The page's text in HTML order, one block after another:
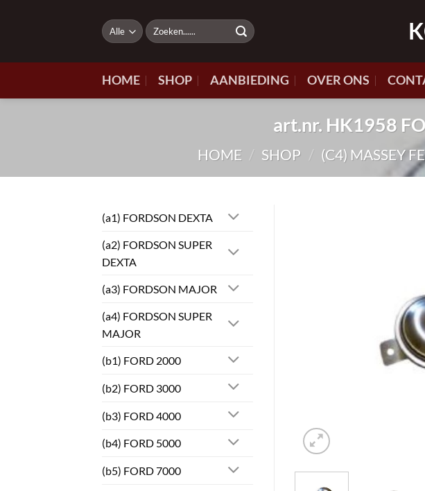
Zoeken
naar:
HOME SHOP AANBIEDING OVER ONS
art.nr. HK1958
HOME / SHOP / (C4) MASSEY
(a1) FORDSON DEXTA
(a2) FORDSON SUPER
DEXTA
(a3) FORDSON MAJOR
(a4) FORDSON SUPER
MAJOR
(b1) FORD 2000
(b2) FORD 3000
(b3) FORD 4000
(b4) FORD 5000
(b5) FORD 7000